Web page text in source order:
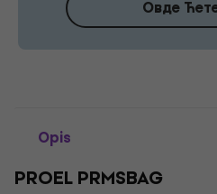
Овде
Opis
PROEL PRMSBAG